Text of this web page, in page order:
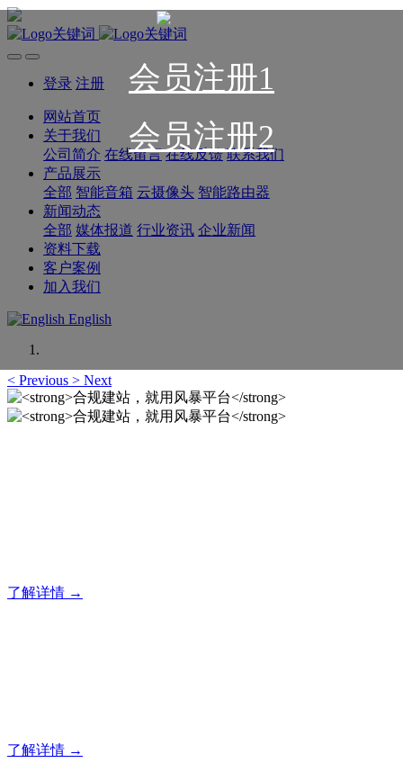
会员注册1
会员注册2
登录 注册
网站首页
关于我们
公司简介 在线留言 在线反馈 联系我们
产品展示
全部 智能音箱 云摄像头 智能路由器
新闻动态
全部 媒体报道 行业资讯 企业新闻
资料下载
客户案例
加入我们
English
< Previous > Next
了解详情 →
了解详情 →